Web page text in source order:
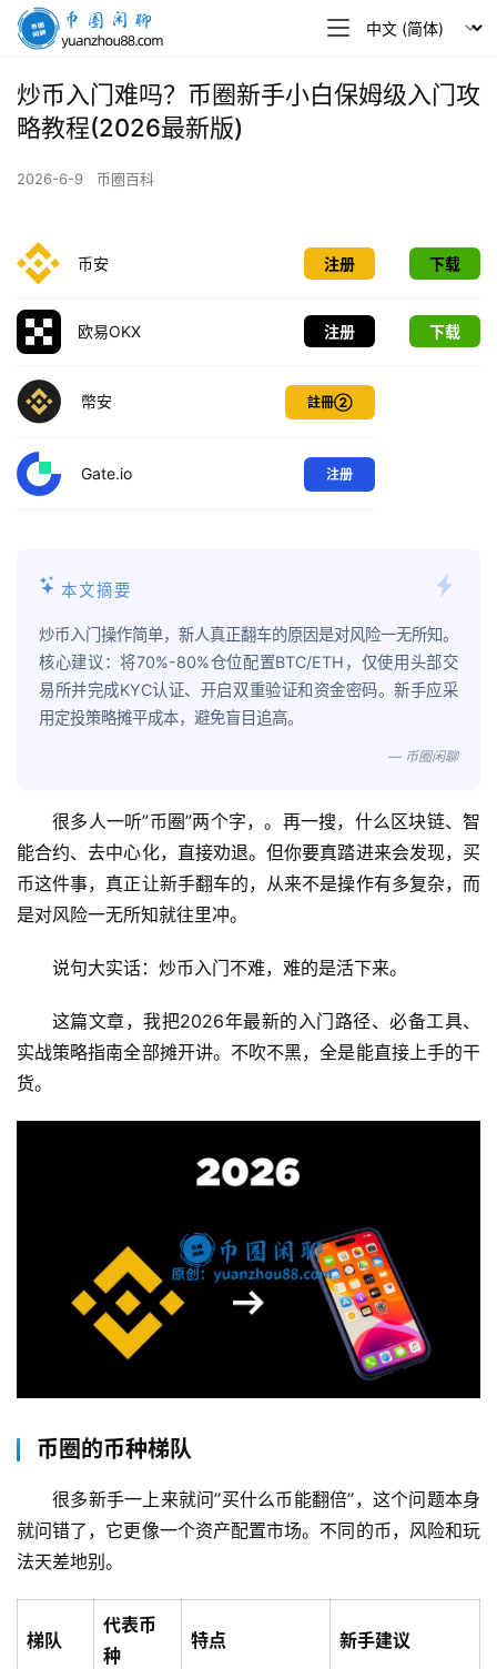
币
闲
聊
炒币入门难吗？币圈新手小白保姆级入门攻
略教程(2026最新版)
2026-6-9 币圈百科
币安 注册 下载
欧易OKX 注册 下载
幣安 註冊②
Gate.io 注册
本文摘要
炒币入门操作简单，新人真正翻车的原因是对风险一无所知。
核心建议：将70%-80%仓位配置BTC/ETH，仅使用头部交
易所并完成KYC认证、开启双重验证和资金密码。新手应采
用定投策略摊平成本，避免盲目追高。
— 币圈闲聊
很多人一听”币圈”两个字，。再一搜，什么区块链、智
能合约、去中心化，直接劝退。但你要真踏进来会发现，买
币这件事，真正让新手翻车的，从来不是操作有多复杂，而
是对风险一无所知就往里冲。
说句大实话：炒币入门不难，难的是活下来。
这篇文章，我把2026年最新的入门路径、必备工具、
实战策略指南全部摊开讲。不吹不黑，全是能直接上手的干
货。
币圈的币种梯队
很多新手一上来就问”买什么币能翻倍”，这个问题本身
就问错了，它更像一个资产配置市场。不同的币，风险和玩
法天差地别。
梯队
代表币
种
特点 新手建议